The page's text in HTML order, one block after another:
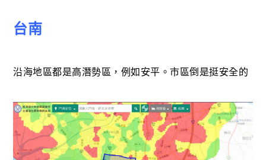
台南
沿海地區都是高潛勢區，例如安平。市區倒是挺安全的